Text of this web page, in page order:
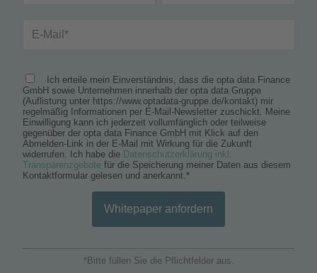
Ich erteile mein Einverständnis, dass die opta data Finance
GmbH sowie Unternehmen innerhalb der opta data Gruppe
(Auflistung unter https://www.optadata-gruppe.de/kontakt) mir
regelmäßig Informationen per E-Mail-Newsletter zuschickt. Meine
Einwilligung kann ich jederzeit vollumfänglich oder teilweise
gegenüber der opta data Finance GmbH mit Klick auf den
Abmelden-Link in der E-Mail mit Wirkung für die Zukunft
widerrufen. Ich habe die Datenschutzerklärung inkl.
Transparenzgebotefür die Speicherung meiner Daten aus diesem
Kontaktformular gelesen und anerkannt.*
*Bitte füllen Sie die Pflichtfelder aus.